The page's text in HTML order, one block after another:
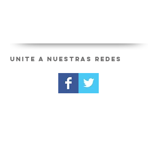
Unite a nuestras redes